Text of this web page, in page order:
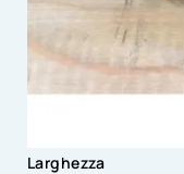
Larghezza